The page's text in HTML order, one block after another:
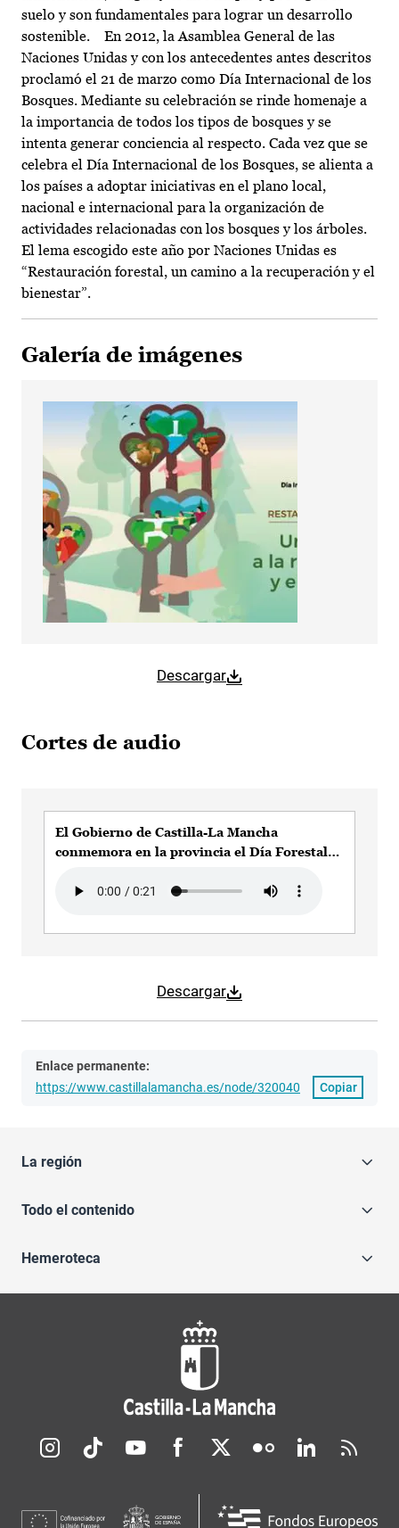
suelo y son fundamentales para lograr un desarrollo
sostenible. En 2012, la Asamblea General de las
Naciones Unidas y con los antecedentes antes descritos
proclamó el 21 de marzo como Día Internacional de los
Bosques. Mediante su celebración se rinde homenaje a
la importancia de todos los tipos de bosques y se
intenta generar conciencia al respecto. Cada vez que se
celebra el Día Internacional de los Bosques, se alienta a
los países a adoptar iniciativas en el plano local,
nacional e internacional para la organización de
actividades relacionadas con los bosques y los árboles.
El lema escogido este año por Naciones Unidas es
“Restauración forestal, un camino a la recuperación y el
bienestar”.
Galería de imágenes
Descargar
Cortes de audio
Descargar
El Gobierno de Castilla-La Mancha
conmemora en la provincia el Día Forestal
Carrión de Calatrava
Enlace permanente:
https://www.castillalamancha.es/node/320040
Copiar
La región
Todo el contenido
Hemeroteca
Redes sociales JCCM